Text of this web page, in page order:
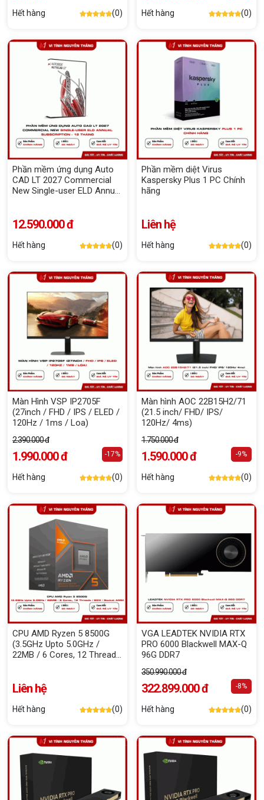
Hết hàng (0) Hết hàng (0)
Phần mềm ứng dụng Auto
CAD LT 2027 Commercial
New Single-user ELD Annual
12.590.000 đ
Hết hàng (0)
Phần mềm diệt Virus
Kaspersky Plus 1 PC Chính
hãng
Liên hệ
Hết hàng (0)
Màn Hình VSP IP2705F
(27inch / FHD / IPS / ELED /
120Hz / 1ms / Loa)
2.390.000 đ
1.990.000 đ -17%
Hết hàng (0)
Màn hình AOC 22B15H2/71
(21.5 inch/ FHD/ IPS/
120Hz/ 4ms)
1.750.000 đ
1.590.000 đ -9%
Hết hàng (0)
CPU AMD Ryzen 5 8500G
(3.5GHz Upto 5.0GHz /
22MB / 6 Cores, 12 Threads
Liên hệ
Hết hàng (0)
VGA LEADTEK NVIDIA RTX
PRO 6000 Blackwell MAX-Q
96G DDR7
350.990.000 đ
322.899.000 đ -8%
Hết hàng (0)